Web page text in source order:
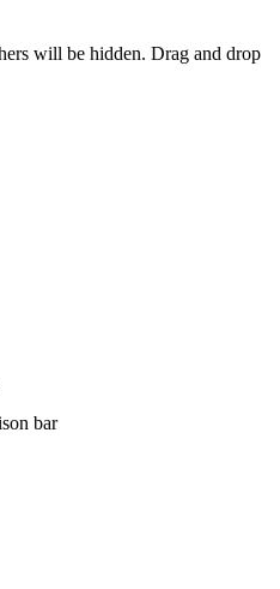
will be hidden. Drag and drop
bar